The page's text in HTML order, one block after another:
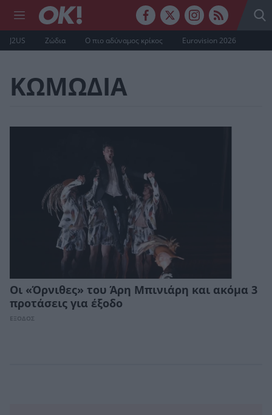
J2US Ζώδια Ο πιο αδύναμος κρίκος Eurovision 2026
ΚΩΜΩΔΙΑ
Οι «Όρνιθες» του Άρη Μπινιάρη και ακόμα 3
προτάσεις για έξοδο
ΕΞΟΔΟΣ